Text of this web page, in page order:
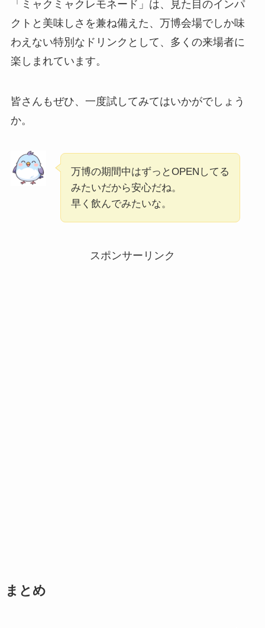
「ミャクミャクレモネード」は、見た目のインパ
クトと美味しさを兼ね備えた、万博会場でしか味
わえない特別なドリンクとして、多くの来場者に
楽しまれています。
皆さんもぜひ、一度試してみてはいかがでしょう
か。
万博の期間中はずっとOPENしてる
みたいだから安心だね。
早く飲んでみたいな。
スポンサーリンク
まとめ